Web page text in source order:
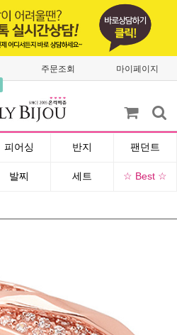
주문조회 마이페이지
피어싱 반지 팬던트
발찌 세트 ☆ Best ☆